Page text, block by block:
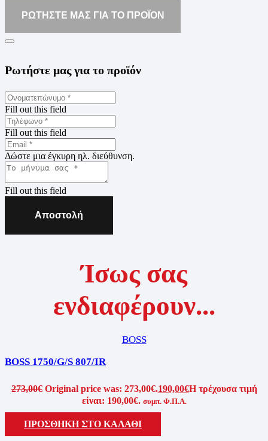
ΡΩΤΗΣΤΕ ΜΑΣ ΓΙΑ ΤΟ ΠΡΟΪΟΝ
Ρωτήστε μας για το προϊόν
Fill out this field
Fill out this field
Δώστε μια έγκυρη ηλ. διεύθυνση.
Fill out this field
Αποστολή
Ίσως σας
ενδιαφέρουν...
BOSS
BOSS 1750/G/S 807/IR
273,00€ Original price was: 273,00€.190,00€Η τρέχουσα τιμή
είναι: 190,00€. συμπ. Φ.Π.Α.
ΠΡΟΣΘΗΚΗ ΣΤΟ ΚΑΛΑΘΙ